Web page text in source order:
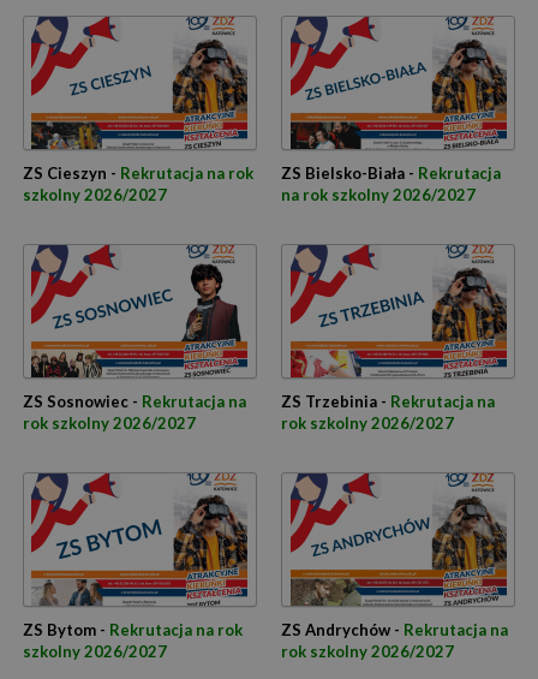
ZS Cieszyn - Rekrutacja na rok
szkolny 2026/2027
ZS Bielsko-Biała - Rekrutacja
na rok szkolny 2026/2027
ZS Sosnowiec - Rekrutacja na
rok szkolny 2026/2027
ZS Trzebinia - Rekrutacja na
rok szkolny 2026/2027
ZS Bytom - Rekrutacja na rok
szkolny 2026/2027
ZS Andrychów - Rekrutacja na
rok szkolny 2026/2027